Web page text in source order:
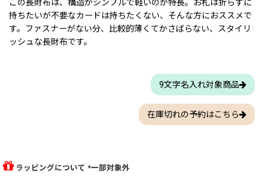
この長財布は、構造がシンプルで軽いのが特長。お札は折らずに
持ちたいが不要なカードは持ちたくない、そんな方におススメで
す。ファスナーがない分、比較的薄くてかさばらない、スタイリ
ッシュな長財布です。
9文字名入れ対象商品
在庫切れの予約はこちら
ラッピングについて *一部対象外